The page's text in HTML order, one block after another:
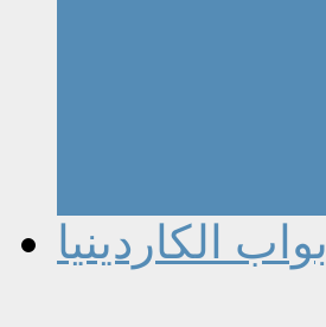
ابواب الكاردينيا